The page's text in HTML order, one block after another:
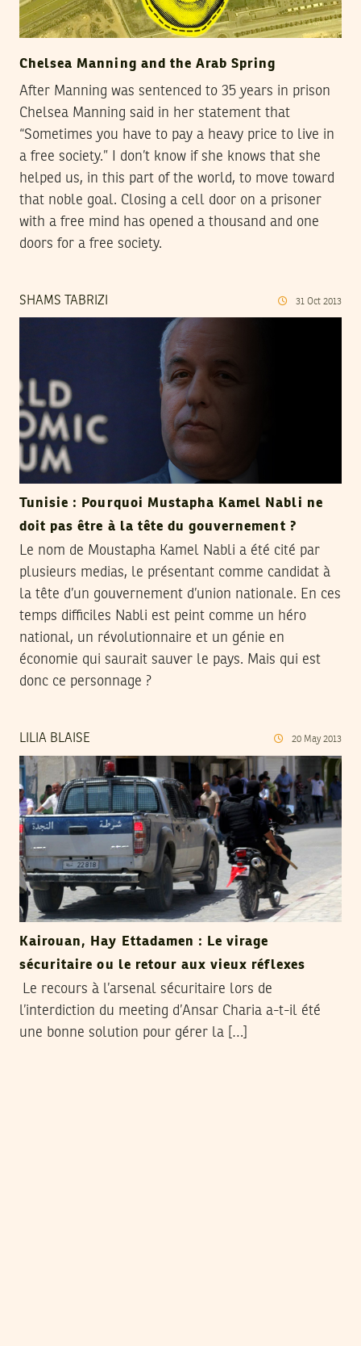
Chelsea Manning and the Arab Spring
After Manning was sentenced to 35 years in prison
Chelsea Manning said in her statement that
“Sometimes you have to pay a heavy price to live in
a free society.” I don’t know if she knows that she
helped us, in this part of the world, to move toward
that noble goal. Closing a cell door on a prisoner
with a free mind has opened a thousand and one
doors for a free society.
SHAMS TABRIZI 31 Oct 2013
Tunisie : Pourquoi Mustapha Kamel Nabli ne
doit pas être à la tête du gouvernement ?
Le nom de Moustapha Kamel Nabli a été cité par
plusieurs medias, le présentant comme candidat à
la tête d’un gouvernement d’union nationale. En ces
temps difficiles Nabli est peint comme un héro
national, un révolutionnaire et un génie en
économie qui saurait sauver le pays. Mais qui est
donc ce personnage ?
LILIA BLAISE 20 May 2013
Kairouan, Hay Ettadamen : Le virage
sécuritaire ou le retour aux vieux réflexes
Le recours à l’arsenal sécuritaire lors de
l’interdiction du meeting d’Ansar Charia a-t-il été
une bonne solution pour gérer la […]